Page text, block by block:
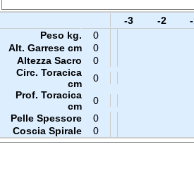
-3 -2
Peso kg.
0
Alt. Garrese cm
0
Altezza Sacro
0
Circ. Toracica
cm
0
Prof. Toracica
cm
0
Pelle Spessore
0
Coscia Spirale
0